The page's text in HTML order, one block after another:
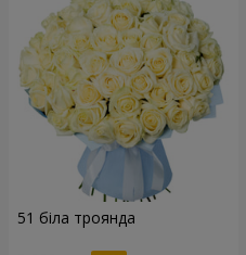
51 біла троянда